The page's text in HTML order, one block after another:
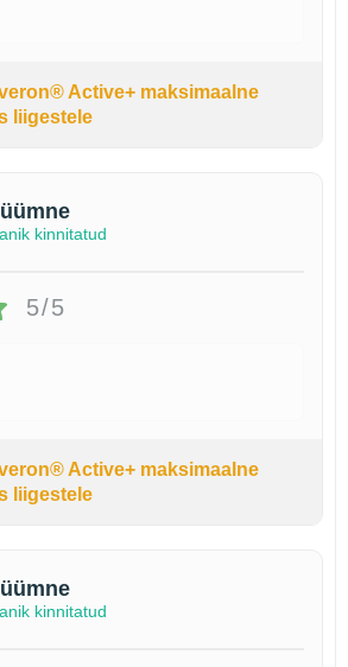
Active+ maksimaalne
liigestele
kinnitatud
5/5
Active+ maksimaalne
liigestele
kinnitatud